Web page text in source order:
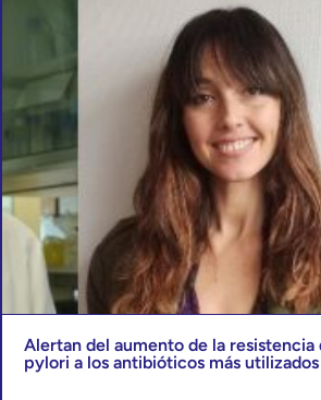
Alertan del aumento de la
pylori a los antibióticos más utilizados